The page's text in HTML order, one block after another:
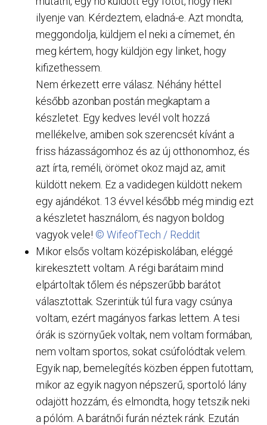
ilyenje van. Kérdeztem, eladná-e. Azt mondta,
meggondolja, küldjem el neki a címemet, én
meg kértem, hogy küldjön egy linket, hogy
kifizethessem.
Nem érkezett erre válasz. Néhány héttel
később azonban postán megkaptam a
készletet. Egy kedves levél volt hozzá
mellékelve, amiben sok szerencsét kívánt a
friss házasságomhoz és az új otthonomhoz, és
azt írta, reméli, örömet okoz majd az, amit
küldött nekem. Ez a vadidegen küldött nekem
egy ajándékot. 13 évvel később még mindig ezt
a készletet használom, és nagyon boldog
vagyok vele! © WifeofTech / Reddit
Mikor elsős voltam középiskolában, eléggé
kirekesztett voltam. A régi barátaim mind
elpártoltak tőlem és népszerűbb barátot
választottak. Szerintük túl fura vagy csúnya
voltam, ezért magányos farkas lettem. A tesi
órák is szörnyűek voltak, nem voltam formában,
nem voltam sportos, sokat csúfolódtak velem.
Egyik nap, bemelegítés közben éppen futottam,
mikor az egyik nagyon népszerű, sportoló lány
odajött hozzám, és elmondta, hogy tetszik neki
a pólóm. A barátnői furán néztek ránk. Ezután